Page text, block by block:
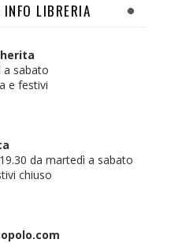
LIBRERIA
a sabato
e festivi
da martedì a sabato
chiuso